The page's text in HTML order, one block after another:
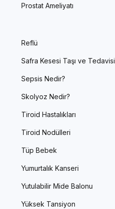
Prostat Ameliyatı
Reflü
Safra Kesesi Taşı ve Tedavisi
Sepsis Nedir?
Skolyoz Nedir?
Tiroid Hastalıkları
Tiroid Nodülleri
Tüp Bebek
Yumurtalık Kanseri
Yutulabilir Mide Balonu
Yüksek Tansiyon